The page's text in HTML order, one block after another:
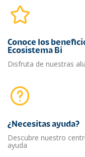
Conoce los
Ecosistema Bi
Disfruta de nuestras
¿Necesitas ayuda?​
Descubre nuestro
ayuda